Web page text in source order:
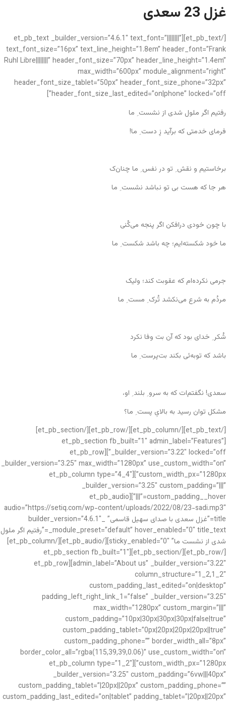
غزل 23 سعدی
[/et_pb_text][et_pb_text _builder_version=”4.6.1″ text_font=”||||||||”
text_font_size=”16px” text_line_height=”1.8em” header_font=”Frank
Ruhl Libre||||||||” header_font_size=”70px” header_line_height=”1.4em”
max_width=”600px” module_alignment=”right”
header_font_size_tablet=”50px” header_font_size_phone=”32px”
header_font_size_last_edited=”on|phone” locked=”off”]
رفتیم اگر ملول شدی از نشست ِ ما
فرمای خدمتی که برآید زِ دست ِ ما!
برخاستیم و نقش ِ تو در نفس ِ ما چنان‌ک
هر جا که هست بی تو نباشد نشست ِ ما
با چون خودی درافکن اگر پنجه می‌کُنی
ما خود شکسته‌ایم؛ چه باشد شکست ِ ما
جرمی نکرده‌ام که عقوبت کند؛ ولیک
مردُم به شرع می‌نکشد تُرک ِ مست ِ ما
شُکر ِ خدای بود که آن بت وفا نکرد
باشد که توبه‌ئی بکند بت‌پرست ِ ما
سعدی! نگفتم‌ات که به سرو ِ بلند ِ او،
مشکل توان رسید به بالایِ پست ِ ما؟
[/et_pb_text][/et_pb_column][/et_pb_row][/et_pb_section]
[et_pb_section fb_built=”1″ admin_label=”Features”
_builder_version=”3.22″ locked=”off”][et_pb_row
_builder_version=”3.25″ max_width=”1280px” use_custom_width=”on”
custom_width_px=”1280px”][et_pb_column type=”4_4″
_builder_version=”3.25″ custom_padding=”|||”
custom_padding__hover=”|||”][et_pb_audio
audio=”https://setiq.com/wp-content/uploads/2022/08/23-sadi.mp3″
title=”غزل سعدی با صدای سهیل قاسمی” _builder_version=”4.6.1″
_module_preset=”default” hover_enabled=”0″ title_text=”رفتیم اگر ملول
شدی از نشست ما” sticky_enabled=”0″][/et_pb_audio][/et_pb_column]
[/et_pb_row][/et_pb_section][et_pb_section fb_built=”1″
admin_label=”About us” _builder_version=”3.22″][et_pb_row
column_structure=”1_2,1_2″
custom_padding_last_edited=”on|desktop”
padding_left_right_link_1=”false” _builder_version=”3.25″
max_width=”1280px” custom_margin=”|||”
custom_padding=”10px|30px|30px|30px|false|true”
custom_padding_tablet=”0px|20px|20px|20px||true”
custom_padding_phone=”” border_width_all=”8px”
border_color_all=”rgba(115,39,39,0.06)” use_custom_width=”on”
custom_width_px=”1280px”][et_pb_column type=”1_2″
_builder_version=”3.25″ custom_padding=”6vw|||40px”
custom_padding_tablet=”|20px||20px” custom_padding_phone=””
custom_padding_last_edited=”on|tablet” padding_tablet=”|20px||20px”